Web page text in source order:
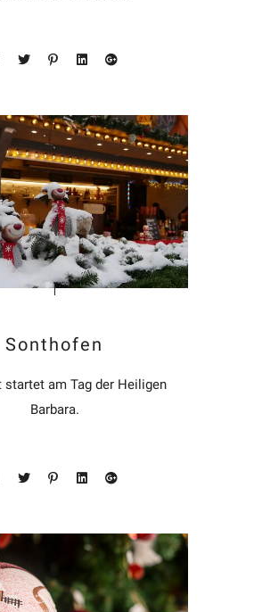
Sonthofen
startet am Tag der Heiligen
Barbara.